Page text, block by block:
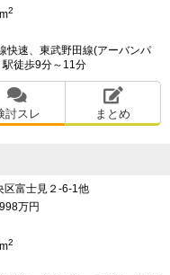
嫌味を言ったりする
た。
ザインがオシャレな
2
快速、東武野田線(アーバンパ
駅徒歩9分～11分
討スレ まとめ
区富士見２-6-1他
万円
2